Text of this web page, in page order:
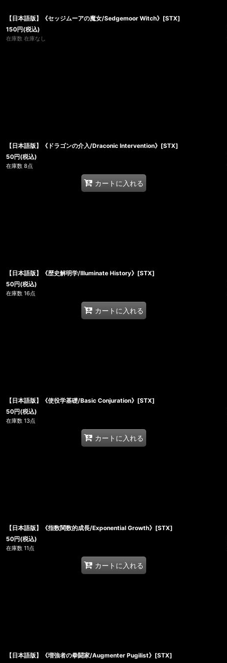
【日本語版】《セッジムーアの魔女/Sedgemoor Witch》[STX]
150円(税込)
在庫数 在庫なし
【日本語版】《ドラゴンの介入/Draconic Intervention》[STX]
50円(税込)
在庫数 8点
カートに入れる
【日本語版】《歴史解明学/Illuminate History》[STX]
50円(税込)
在庫数 16点
カートに入れる
【日本語版】《使役学基礎/Basic Conjuration》[STX]
50円(税込)
在庫数 13点
カートに入れる
【日本語版】《指数関数的成長/Exponential Growth》[STX]
50円(税込)
在庫数 11点
カートに入れる
【日本語版】《増強者の拳闘家/Augmenter Pugilist》[STX]